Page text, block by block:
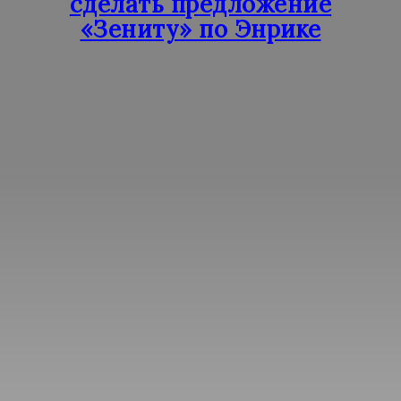
«Зениту» по Энрике